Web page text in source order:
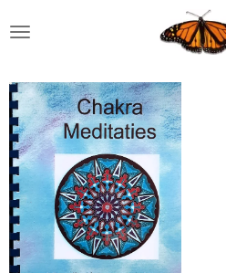
direct
de
hoofdinhoud